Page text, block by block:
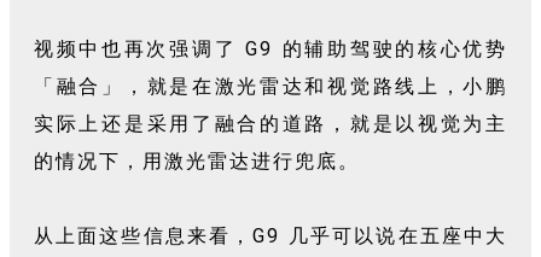
视频中也再次强调了 G9 的辅助驾驶的核心优势
「融合」，就是在激光雷达和视觉路线上，小鹏
实际上还是采用了融合的道路，就是以视觉为主
的情况下，用激光雷达进行兜底。
从上面这些信息来看，G9 几乎可以说在五座中大